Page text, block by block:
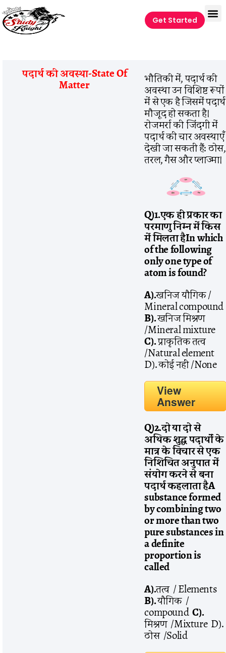
Get Started
पदार्थ की अवस्था-State Of
Matter भौतिकी में, पदार्थ की
अवस्था उन विशिष्ट रूपों
में से एक है जिसमें पदार्थ
मौजूद हो सकता है।
रोजमर्रा की जिंदगी में
पदार्थ की चार अवस्थाएँ
देखी जा सकती हैं: ठोस,
तरल, गैस और प्लाज्मा।
Q)1.एकहीप्रकारका
परमाणुनिम्नमेंकिस
मेंमिलताहैIn which
of the following
only one type of
atom is found?
A).खनिज यौगिक /
Mineral compound
B).खनिज मिश्रण
/Mineral mixture
C).प्राकृतिक तत्व
/Natural element
D). कोई नहीं /None
View
Answer
Q)2.दोयादोसे
अथिकशुद्धपदार्थोंके
मात्रकेविचारसेएक
निशिचितअनुपातमें
संयोगकरनेसेबना
पदार्थकहलाताहैA
substance formed
by combining two
or more than two
pure substances in
a definite
proportion is
called
A).तत्व / Elements
B).यौगिक /
compoundC).
मिश्रण /Mixture D).
ठोस /Solid